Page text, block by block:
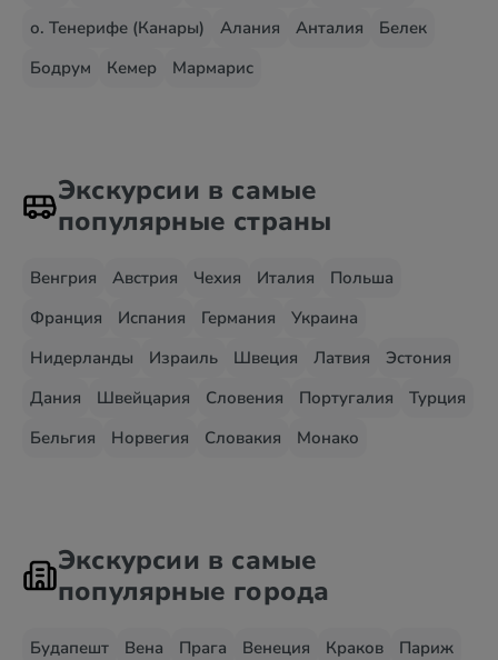
о. Тенерифе (Канары)
Алания Анталия
Белек
Бодрум
Кемер Мармарис
Экскурсии в самые
популярные страны
Венгрия Австрия Чехия Италия
Польша
Франция
Испания Германия
Украина
Нидерланды
Израиль Швеция Латвия
Эстония
Дания
Швейцария Словения Португалия
Турция
Бельгия
Норвегия Словакия Монако
Экскурсии в самые
популярные города
Будапешт Вена Прага Венеция Краков
Париж